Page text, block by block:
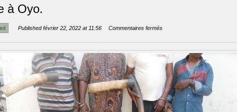
à Oyo.
Published février 22, 2022 at 11:56 Commentaires ferméssur
faunique
quatre
individus
interpellés
pour
trafic
d’ivoire